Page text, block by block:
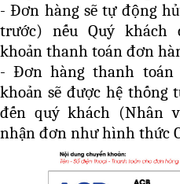
- Đơn hàng sẽ tự động
trước) nếu Quý khách
khoản thanh toán đơn
- Đơn hàng thanh toán
khoản sẽ được hệ thống
đến quý khách (Nhân
nhận đơn như hình thức